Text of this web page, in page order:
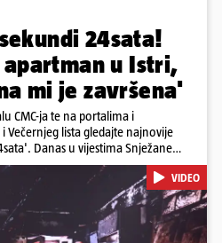
24sata!
u Istri,
mi je završena'
CMC-ja te na portalima i
Večernjeg lista gledajte najnovije
Danas u vijestima Snježane
u Istri, 125 milijuna eura mogla bi
u Osijeku pretukli nogometnog
rastu mirovine za 200 tisuća
VIDEO